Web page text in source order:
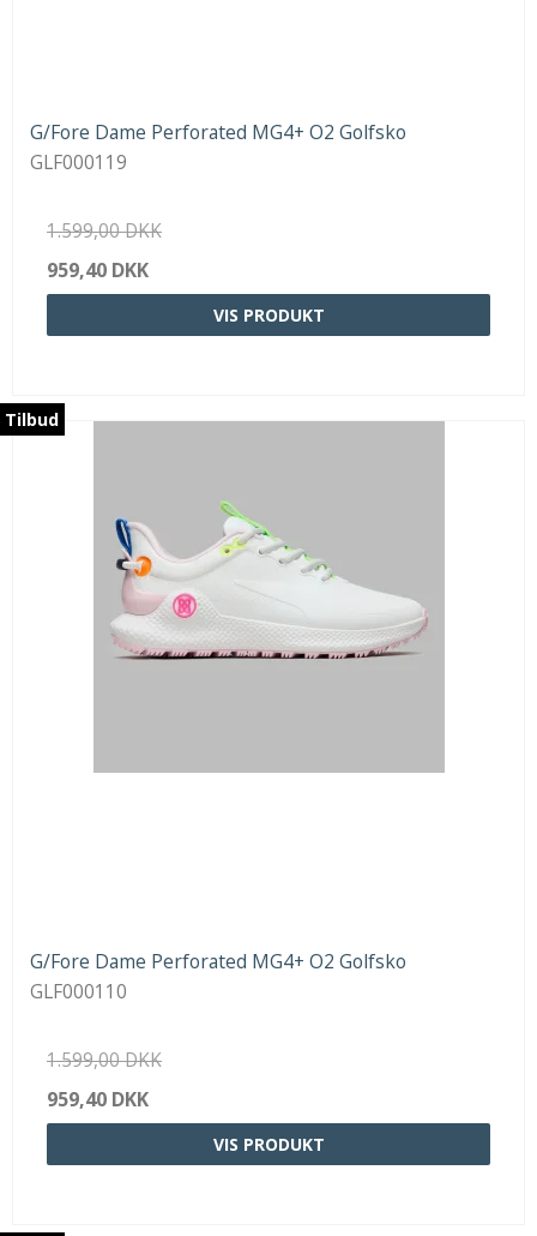
G/Fore Dame Perforated MG4+ O2 Golfsko
GLF000119
1.599,00 DKK
959,40 DKK
VIS PRODUKT
Tilbud
G/Fore Dame Perforated MG4+ O2 Golfsko
GLF000110
1.599,00 DKK
959,40 DKK
VIS PRODUKT